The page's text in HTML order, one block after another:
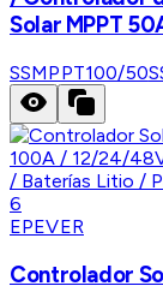
Solar MPPT
SSMPPT100/50
EPEVER
Controlador